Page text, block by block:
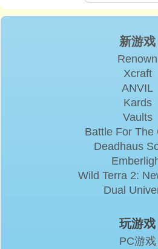
新游戏
Renown
Xcraft
ANVIL
Kards
Vaults
Battle For The
Deadhaus
Wild Terra 2:
Dual
玩游戏
PC游戏